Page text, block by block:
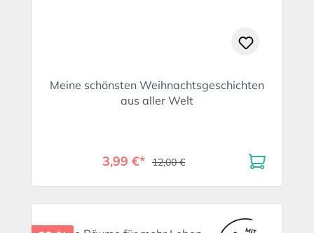
Meine schönsten Weihnachtsgeschichten
aus aller Welt
3,99 €* 12,00 €